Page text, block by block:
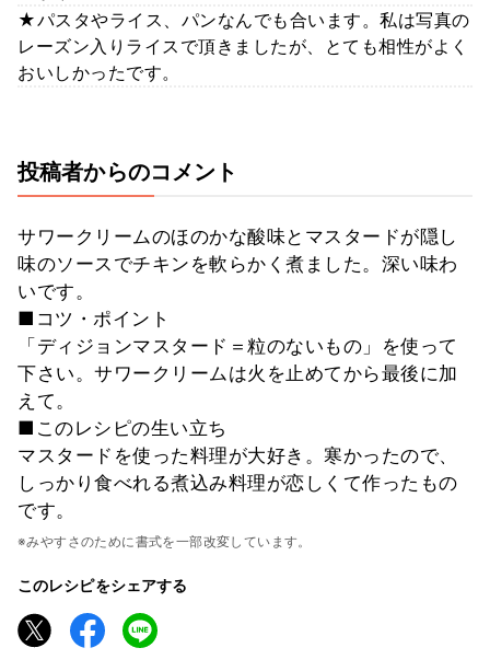
★パスタやライス、パンなんでも合います。私は写真の
レーズン入りライスで頂きましたが、とても相性がよく
おいしかったです。
投稿者からのコメント
サワークリームのほのかな酸味とマスタードが隠し
味のソースでチキンを軟らかく煮ました。深い味わ
いです。
■コツ・ポイント
「ディジョンマスタード＝粒のないもの」を使って
下さい。サワークリームは火を止めてから最後に加
えて。
■このレシピの生い立ち
マスタードを使った料理が大好き。寒かったので、
しっかり食べれる煮込み料理が恋しくて作ったもの
です。
※みやすさのために書式を一部改変しています。
このレシピをシェアする